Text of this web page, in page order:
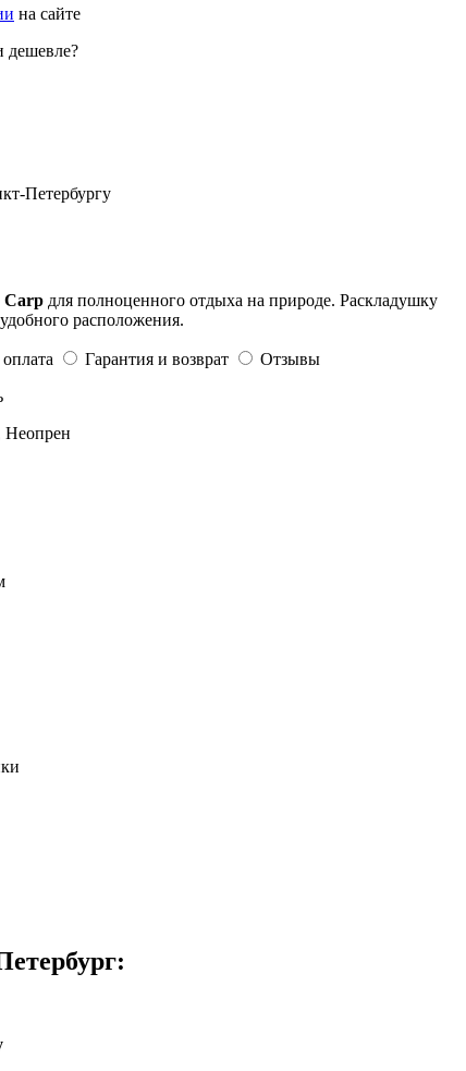
на сайте
Петербургу
Carp для полноценного отдыха на природе. Раскладушку
расположения.
Гарантия и возврат
Отзывы
Неопрен